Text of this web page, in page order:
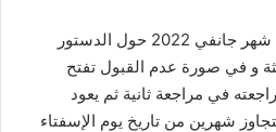
11- تنظيم إستفتاء شعبي في شهر جانفي 2022 حول الدستور
و في صورة عدم القبول تفتح
في مراجعة ثانية ثم يعود
شهرين من تاريخ يوم الإسفتاء